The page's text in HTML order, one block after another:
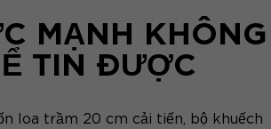
MẠNH KHÔNG
TIN ĐƯỢC
loa trầm 20 cm cải tiến, bộ khuếch